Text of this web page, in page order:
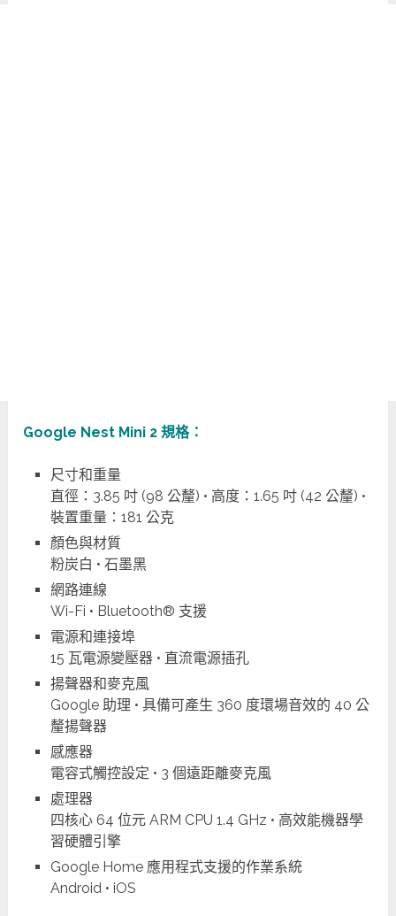
Google Nest Mini 2 規格：
尺寸和重量
直徑：3.85 吋 (98 公釐) • 高度：1.65 吋 (42 公釐) •
裝置重量：181 公克
顏色與材質
粉炭白 • 石墨黑
網路連線
Wi-Fi • Bluetooth® 支援
電源和連接埠
15 瓦電源變壓器 • 直流電源插孔
揚聲器和麥克風
Google 助理 • 具備可產生 360 度環場音效的 40 公
釐揚聲器
感應器
電容式觸控設定 • 3 個遠距離麥克風
處理器
四核心 64 位元 ARM CPU 1.4 GHz • 高效能機器學
習硬體引擎
Google Home 應用程式支援的作業系統
Android • iOS